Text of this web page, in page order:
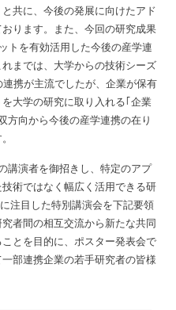
共に、今後の発展に向けたアド
ります。また、今回の研究成果
トを有効活用した今後の産学連
までは、大学からの技術シーズ
携が主流でしたが、企業が保有
大学の研究に取り入れる｢企業
向から今後の産学連携の在り
講演者を御招きし、特定のアプ
術ではなく幅広く活用できる研
注目した特別講演会を下記要領
者間の相互交流から新たな共同
とを目的に、ポスター発表会で
部連携企業の若手研究者の皆様